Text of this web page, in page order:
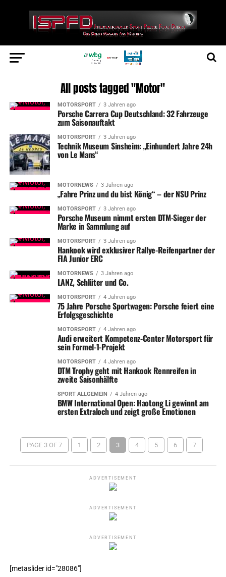
All posts tagged "Motor"
MOTORSPORT 3 Jahren ago
Porsche Carrera Cup Deutschland: 32 Fahrzeuge
zum Saisonauftakt
MOTORSPORT 3 Jahren ago
Technik Museum Sinsheim: „Einhundert Jahre 24h
von Le Mans“
MOTORNEWS 3 Jahren ago
„Fahre Prinz und du bist König“ – der NSU Prinz
MOTORSPORT 3 Jahren ago
Porsche Museum nimmt ersten DTM-Sieger der
Marke in Sammlung auf
MOTORSPORT 3 Jahren ago
Hankook wird exklusiver Rallye-Reifenpartner der
FIA Junior ERC
MOTORNEWS 3 Jahren ago
LANZ, Schlüter und Co.
MOTORSPORT 4 Jahren ago
75 Jahre Porsche Sportwagen: Porsche feiert eine
Erfolgsgeschichte
MOTORSPORT 4 Jahren ago
Audi erweitert Kompetenz-Center Motorsport für
sein Formel-1-Projekt
MOTORSPORT 4 Jahren ago
DTM Trophy geht mit Hankook Rennreifen in
zweite Saisonhälfte
SPORT ALLGEMEIN 4 Jahren ago
BMW International Open: Haotong Li gewinnt am
ersten Extraloch und zeigt große Emotionen
PAGE 3 OF 7 1 2 3 4 5 6 7
ADVERTISEMENT
ADVERTISEMENT
ADVERTISEMENT
[metaslider id="28086"]